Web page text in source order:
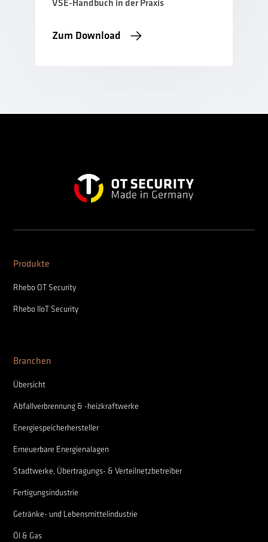
VSE-Handbuch in der Praxis
Zum Download
Produkte
Rhebo OT Security
Rhebo IIoT Security
Branchen
Übersicht
Abfallverbrennung & -heizkraftwerke
Energiespeicherhersteller
Erneuerbare Energienalagen
Stadtwerke, Übertragungs- & Verteilnetzbetreiber
Fertigungsindustrie
Getränke- und Lebensmittelindustrie
Öl & Gas